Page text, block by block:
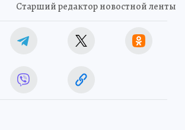
Старший редактор новостной ленты